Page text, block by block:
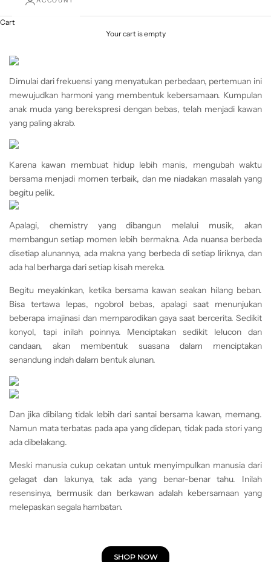
Cart
Your cart is empty
Dimulai dari frekuensi yang menyatukan perbedaan, pertemuan ini
mewujudkan harmoni yang membentuk kebersamaan. Kumpulan
anak muda yang berekspresi dengan bebas, telah menjadi kawan
yang paling akrab.
Karena kawan membuat hidup lebih manis, mengubah waktu
bersama menjadi momen terbaik, dan me niadakan masalah yang
begitu pelik.
Apalagi, chemistry yang dibangun melalui musik, akan
membangun setiap momen lebih bermakna. Ada nuansa berbeda
disetiap alunannya, ada makna yang berbeda di setiap liriknya, dan
ada hal berharga dari setiap kisah mereka.
Begitu meyakinkan, ketika bersama kawan seakan hilang beban.
Bisa tertawa lepas, ngobrol bebas, apalagi saat menunjukan
beberapa imajinasi dan memparodikan gaya saat bercerita. Sedikit
konyol, tapi inilah poinnya. Menciptakan sedikit lelucon dan
candaan, akan membentuk suasana dalam menciptakan
senandung indah dalam bentuk alunan.
Dan jika dibilang tidak lebih dari santai bersama kawan, memang.
Namun mata terbatas pada apa yang didepan, tidak pada stori yang
ada dibelakang.
Meski manusia cukup cekatan untuk menyimpulkan manusia dari
gelagat dan lakunya, tak ada yang benar-benar tahu. Inilah
resensinya, bermusik dan berkawan adalah kebersamaan yang
melepaskan segala hambatan.
SHOP NOW